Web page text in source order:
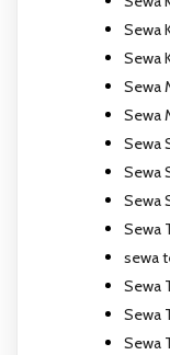
Sewa
Sewa
Sewa
Sewa
Sewa
Sewa
Sewa
Sewa
sewa
Sewa
Sewa
Sewa